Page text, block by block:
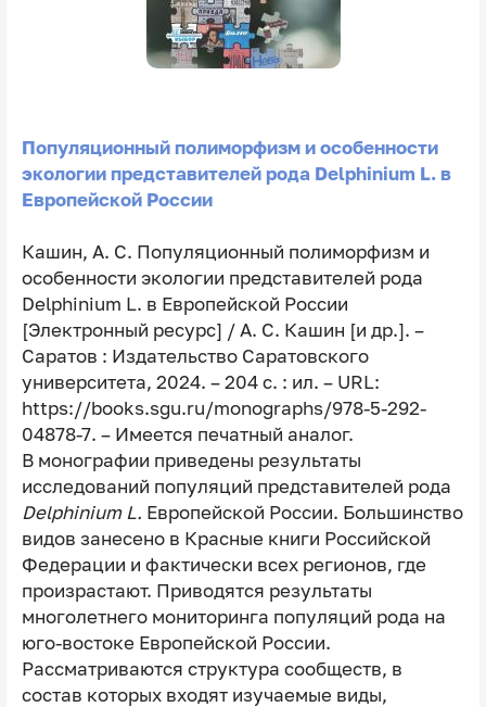
Популяционный полиморфизм и особенности
экологии представителей рода Delphinium L. в
Европейской России
Кашин, А. С. Популяционный полиморфизм и
особенности экологии представителей рода
Delphinium L. в Европейской России
[Электронный ресурс] / А. С. Кашин [и др.]. –
Саратов : Издательство Саратовского
университета, 2024. – 204 с. : ил. – URL:
https://books.sgu.ru/monographs/978-5-292-
04878-7. – Имеется печатный аналог.
В монографии приведены результаты
исследований популяций представителей рода
Delphinium L. Европейской России. Большинство
видов занесено в Красные книги Российской
Федерации и фактически всех регионов, где
произрастают. Приводятся результаты
многолетнего мониторинга популяций рода на
юго-востоке Европейской России.
Рассматриваются структура сообществ, в
состав которых входят изучаемые виды,